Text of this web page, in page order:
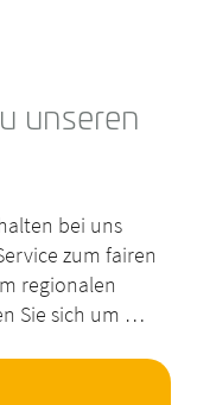
unseren
bei uns
zum fairen
regionalen
Sie sich um …